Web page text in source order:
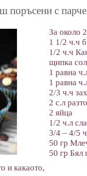
поръсени с
За около
1 1/2 ч.ч
1/2 ч.ч
щипка сол
1 равна
1 равна
2/3 ч.ч
2 с.л
2 яйца
1/2 ч.л
3/4 – 4/5
50 гр
50 гр Бял
и какаото,